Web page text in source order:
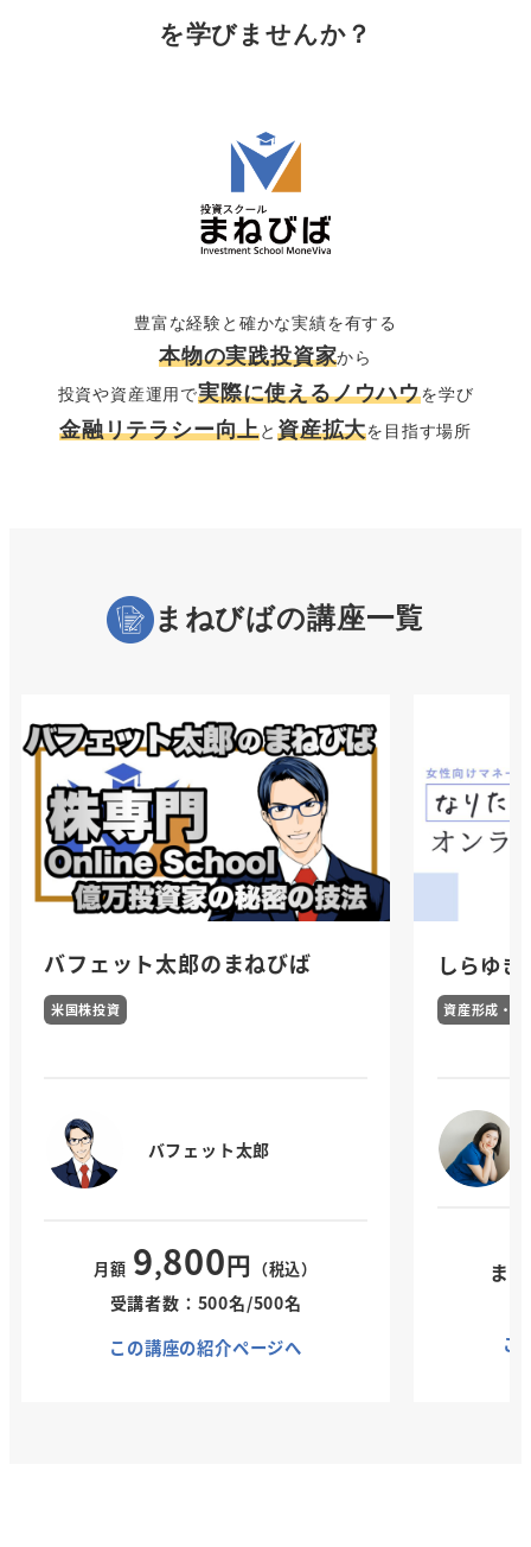
を学びませんか？
豊富な経験と確かな実績を有する
本物の実践投資家から
投資や資産運用で実際に使えるノウハウを学び
金融リテラシー向上と 資産拡大を目指す場所
まねびばの講座一覧
バフェット太郎のまねびば
米国株投資
バフェット太郎
月額 9,800円 （税込）
受講者数：500名/500名
この講座の紹介ページへ
しらゆ
資産形成・
ま
こ